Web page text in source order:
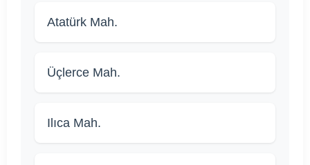
Atatürk Mah.
Üçlerce Mah.
Ilıca Mah.